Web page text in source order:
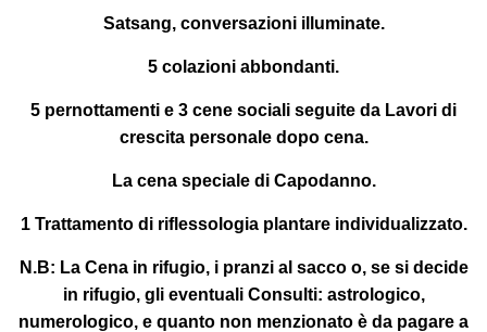
Satsang, conversazioni illuminate.
5 colazioni abbondanti.
5 pernottamenti e 3 cene sociali seguite da Lavori di
crescita personale dopo cena.
La cena speciale di Capodanno.
1 Trattamento di riflessologia plantare individualizzato.
N.B: La Cena in rifugio, i pranzi al sacco o, se si decide
in rifugio, gli eventuali Consulti: astrologico,
numerologico, e quanto non menzionato è da pagare a